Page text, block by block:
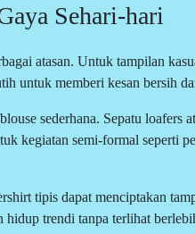
Sehari-hari
atasan. Untuk tampilan
untuk memberi kesan bersih
sederhana. Sepatu loafers
kegiatan semi-formal seperti
tipis dapat menciptakan
trendi tanpa terlihat